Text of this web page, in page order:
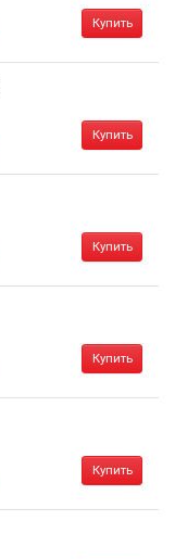
Купить
Купить
Купить
Купить
Купить